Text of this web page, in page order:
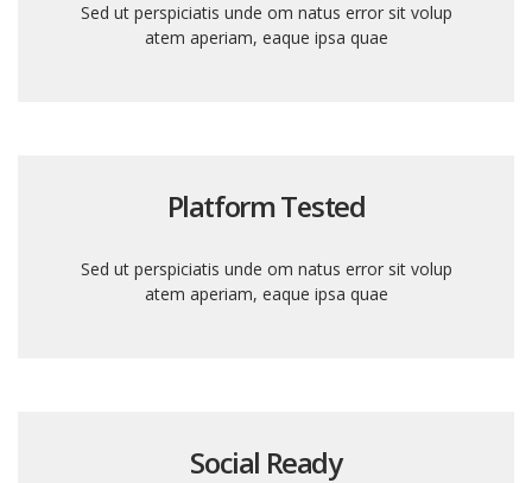
Sed ut perspiciatis unde om natus error sit volup
atem aperiam, eaque ipsa quae
Platform Tested
Sed ut perspiciatis unde om natus error sit volup
atem aperiam, eaque ipsa quae
Social Ready